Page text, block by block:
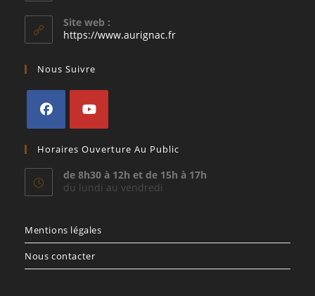
application
Site web :
https://www.aurignac.fr
Nous Suivre
dans
un
nouvel
dans
un
nouvel
Horaires Ouverture Au Public
de 8h30 à 12h et de 15h à 17h
du lundi au vendredi
Mentions légales
Nous contacter